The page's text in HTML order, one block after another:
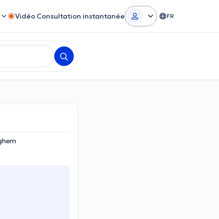
Vidéo Consultation instantanée FR